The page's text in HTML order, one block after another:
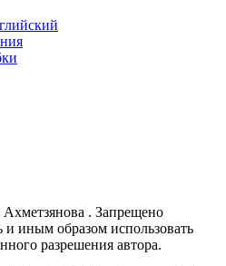
Ахметзянова . Запрещено
и иным образом использовать
разрешения автора.